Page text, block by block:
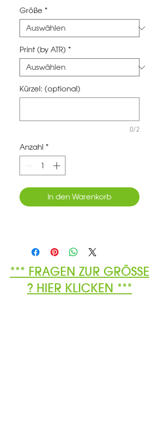
Größe *
Print (by ATR) *
Kürzel: (optional)
0/2
Anzahl *
In den Warenkorb
*** FRAGEN ZUR GRÖSSE
? HIER KLICKEN ***